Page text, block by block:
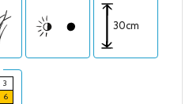
30cm
3
6